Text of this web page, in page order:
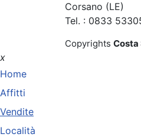
Corsano (LE)
Tel. : 0833
Copyrights Costa
x
Home
Affitti
Vendite
Località